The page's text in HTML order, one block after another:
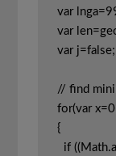
var
var
var j=false;
// find
for(var
{